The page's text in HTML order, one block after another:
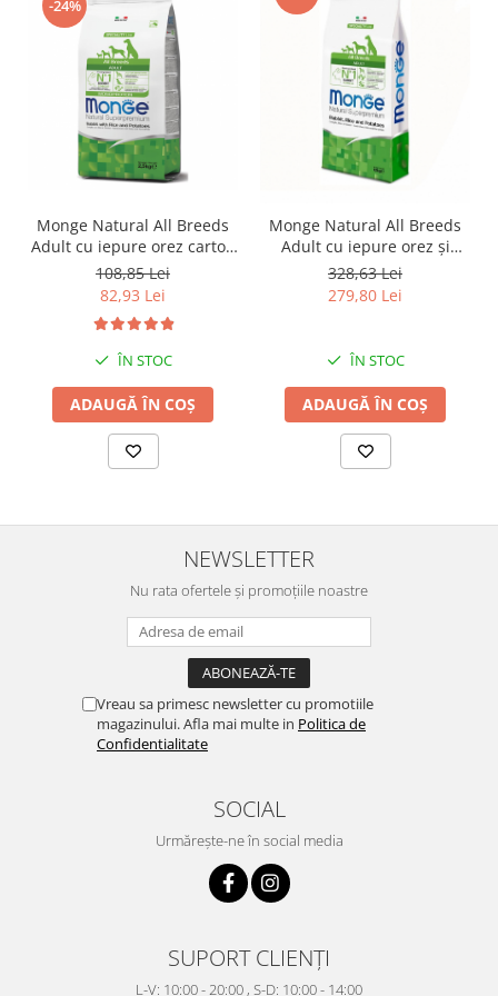
-24%
Monge Natural All Breeds
Adult cu iepure orez cartofi
- 2.5 kg
108,85 Lei
82,93 Lei
ÎN STOC
ADAUGĂ ÎN COȘ
Monge Natural All Breeds
Adult cu iepure orez și
cartofi 12 kg
328,63 Lei
279,80 Lei
ÎN STOC
ADAUGĂ ÎN COȘ
NEWSLETTER
Nu rata ofertele și promoțiile noastre
Vreau sa primesc newsletter cu promotiile
magazinului. Afla mai multe in Politica de
Confidentialitate
SOCIAL
Urmărește-ne în social media
SUPORT CLIENȚI
L-V: 10:00 - 20:00 , S-D: 10:00 - 14:00